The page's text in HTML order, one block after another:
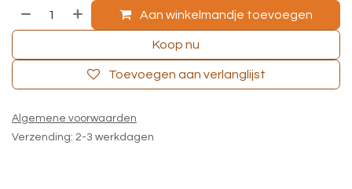
Aan winkelmandje toevoegen
Koop nu
Toevoegen aan verlanglijst
Algemene voorwaarden
Verzending: 2-3 werkdagen